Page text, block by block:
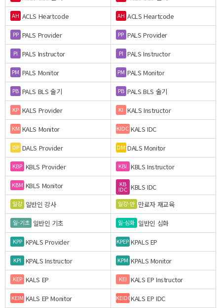
AH ACLS Heartcode AH ACLS Heartcode
PP PALS Provider PP PALS Provider
PI PALS Instructor PI PALS Instructor
PM PALS Monitor PM PALS Monitor
PB PALS BLS 술기 PB PALS BLS 술기
KP KALS Provider KI KALS Instructor
KM KALS Monitor KIDC KALS IDC
DP DALS Provider DM DALS Monitor
KBP KBLS Provider KBI KBLS Instructor
KBM KBLS Monitor KB
IDC KBLS IDC
일강 일반인 강사 일강-만 만료자 재교육
일-기초 일반인 기초 일-심화 일반인 심화
KPP KPALS Provider KPEP KPALS EP
KPI KPALS Instructor KPM KPALS Monitor
KEP KALS EP KEI KALS EP Instructor
KEIM KALS EP Monitor KEIDCKALS EP IDC